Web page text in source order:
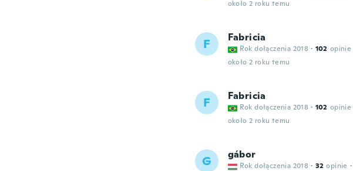
około 2 roku temu
F Fabricia
Rok dołączenia 2018 · 102 opinie
około 2 roku temu
F Fabricia
Rok dołączenia 2018 · 102 opinie
około 2 roku temu
G gábor
Rok dołączenia 2018 · 32 opinie ·